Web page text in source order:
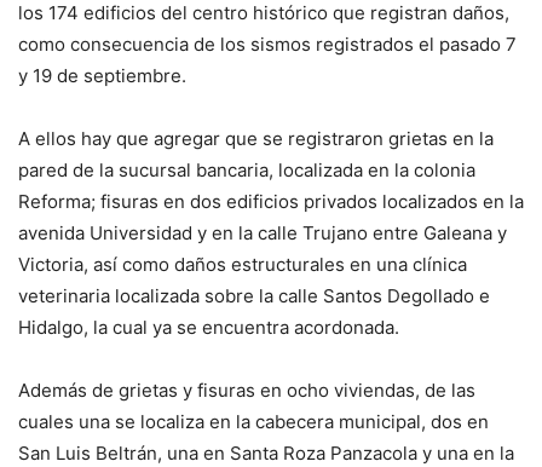
los 174 edificios del centro histórico que registran daños,
como consecuencia de los sismos registrados el pasado 7
y 19 de septiembre.
A ellos hay que agregar que se registraron grietas en la
pared de la sucursal bancaria, localizada en la colonia
Reforma; fisuras en dos edificios privados localizados en la
avenida Universidad y en la calle Trujano entre Galeana y
Victoria, así como daños estructurales en una clínica
veterinaria localizada sobre la calle Santos Degollado e
Hidalgo, la cual ya se encuentra acordonada.
Además de grietas y fisuras en ocho viviendas, de las
cuales una se localiza en la cabecera municipal, dos en
San Luis Beltrán, una en Santa Roza Panzacola y una en la